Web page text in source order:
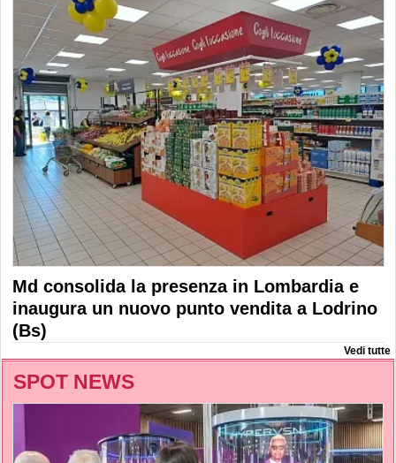
Md consolida la presenza in Lombardia e
inaugura un nuovo punto vendita a Lodrino
(Bs)
Vedi tutte
SPOT NEWS